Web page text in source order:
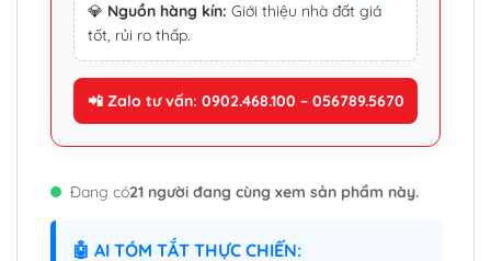
💎 Nguồn hàng kín: Giới thiệu nhà đất giá
tốt, rủi ro thấp.
📲 Zalo tư vấn: 0902.468.100 – 056789.5670
Đang có21 người đang cùng xem sản phẩm này.
🤖 AI TÓM TẮT THỰC CHIẾN: